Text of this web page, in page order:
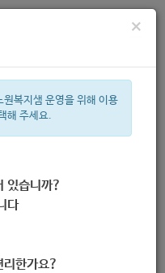
지 정보
×
복지샘 운영을 위해 이용
해 주세요.
있습니까?
다
리한가요?